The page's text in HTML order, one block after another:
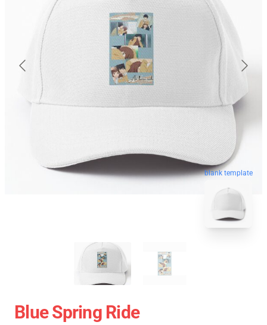
blank template
Blue Spring Ride